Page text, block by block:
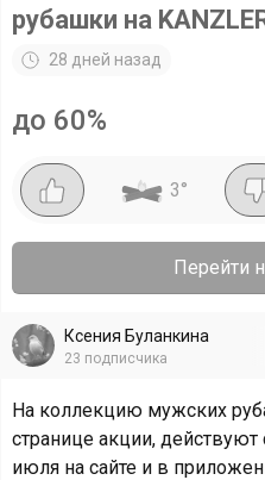
рубашки на
28 дней назад
до 60%
3°
Перейти
Ксения Буланкина
23 подписчика
На коллекцию мужских
странице акции,
июля на сайте и в